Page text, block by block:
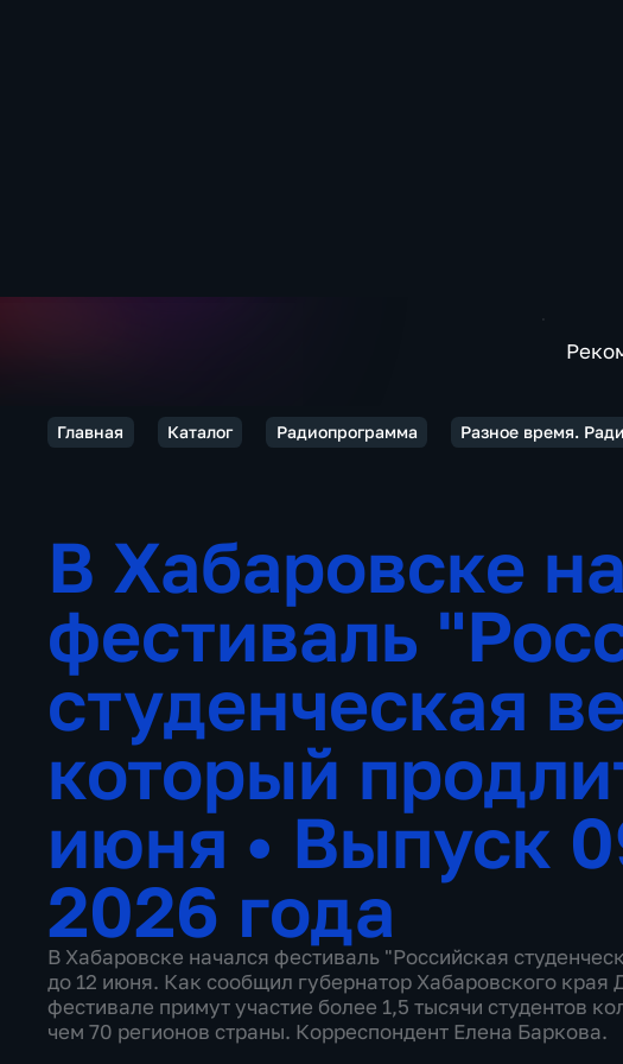
Главная Каталог Радиопрограмма Разное время.
В Хабаровске
фестиваль
студенческая
который
июня • Выпуск
2026 года
В Хабаровске начался фестиваль "Российская
до 12 июня. Как сообщил губернатор Хабаровского
фестивале примут участие более 1,5 тысячи студентов
чем 70 регионов страны. Корреспондент Елена Баркова.